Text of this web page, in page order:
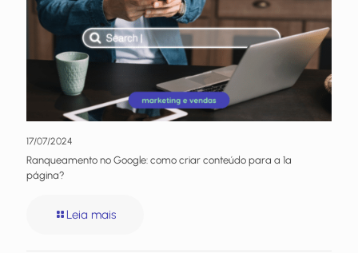
17/07/2024
Ranqueamento no Google: como criar conteúdo para a 1ª
página?
Leia mais